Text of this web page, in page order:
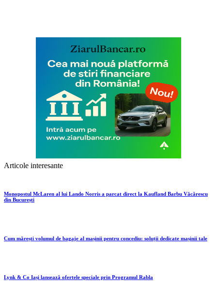
Articole interesante
Monopostul McLaren al lui Lando Norris a parcat direct la Kaufland Barbu Văcărescu
din București
Cum mărești volumul de bagaje al mașinii pentru concediu: soluții dedicate mașinii tale
Lynk & Co Iași lansează ofertele speciale prin Programul Rabla